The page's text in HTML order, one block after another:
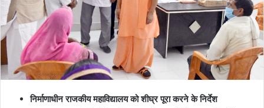
निर्माणाधीन राजकीय महाविद्यालय को शीघ्र पूरा करने के निर्देश